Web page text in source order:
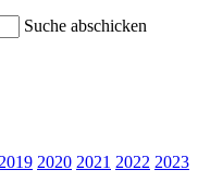
Suche abschicken
2019 2020 2021 2022 2023